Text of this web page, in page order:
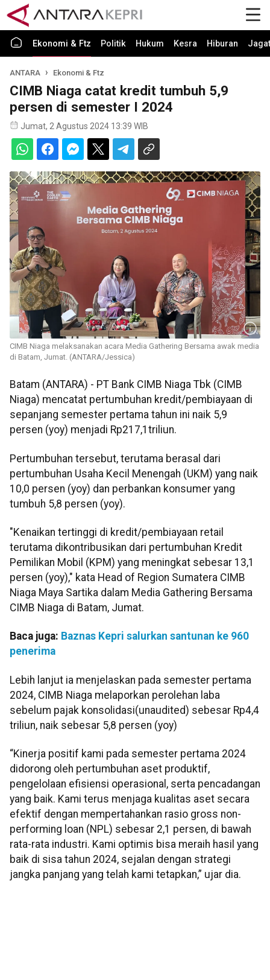
Ekonomi & Ftz Politik Hukum Kesra Hiburan Jagat
ANTARA Ekonomi & Ftz
CIMB Niaga catat kredit tumbuh 5,9
persen di semester I 2024
Jumat, 2 Agustus 2024 13:39 WIB
CIMB Niaga melaksanakan acara Media Gathering Bersama awak media
di Batam, Jumat. (ANTARA/Jessica)
Batam (ANTARA) - PT Bank CIMB Niaga Tbk (CIMB
Niaga) mencatat pertumbuhan kredit/pembiayaan di
sepanjang semester pertama tahun ini naik 5,9
persen (yoy) menjadi Rp217,1triliun.
Pertumbuhan tersebut, terutama berasal dari
pertumbuhan Usaha Kecil Menengah (UKM) yang naik
10,0 persen (yoy) dan perbankan konsumer yang
tumbuh 5,8 persen (yoy).
"Kenaikan tertinggi di kredit/pembiayaan retail
terutama dikontribusikan dari pertumbuhan Kredit
Pemilikan Mobil (KPM) yang meningkat sebesar 13,1
persen (yoy)," kata Head of Region Sumatera CIMB
Niaga Maya Sartika dalam Media Gathering Bersama
CIMB Niaga di Batam, Jumat.
Baca juga: Baznas Kepri salurkan santunan ke 960
penerima
Lebih lanjut ia menjelaskan pada semester pertama
2024, CIMB Niaga melaporkan perolehan laba
sebelum pajak konsolidasi(unaudited) sebesar Rp4,4
triliun, naik sebesar 5,8 persen (yoy)
“Kinerja positif kami pada semester pertama 2024
didorong oleh pertumbuhan aset produktif,
pengelolaan efisiensi operasional, serta pencadangan
yang baik. Kami terus menjaga kualitas aset secara
efektif dengan mempertahankan rasio gross non-
performing loan (NPL) sebesar 2,1 persen, di bawah
rata-rata industri. Kami optimis bisa meraih hasil yang
baik di sisa tahun 2024, sejalan dengan strategi
jangka panjang yang telah kami tetapkan,” ujar dia.